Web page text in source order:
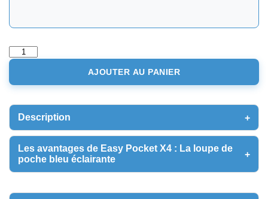
quantité
de
Easy
X4
AJOUTER AU PANIER
Description
Les avantages de Easy Pocket X4 : La loupe de
poche bleu éclairante